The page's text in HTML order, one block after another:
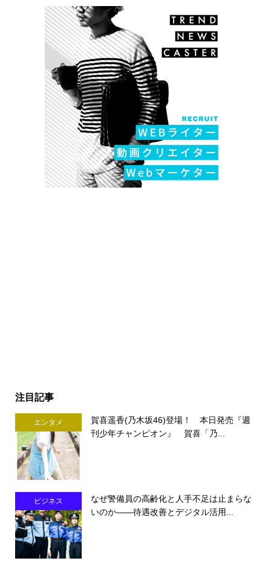
注目記事
エンタメ
賀喜遥香(乃木坂46)登場！ 本日発売『週
刊少年チャンピオン』 賀喜「乃...
ビジネス
なぜ警備員の高齢化と人手不足は止まらな
いのか――待遇改善とデジタル活用...